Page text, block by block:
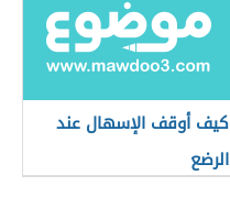
كيف أوقف الإسهال عند
الرضع